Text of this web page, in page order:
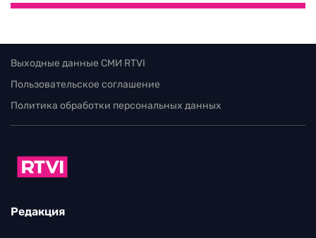
Выходные данные СМИ RTVI
Пользовательское соглашение
Политика обработки персональных данных
Редакция